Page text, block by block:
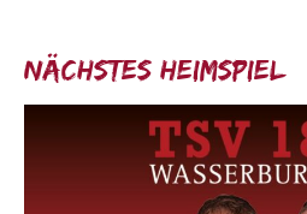
Nächstes Heimspiel